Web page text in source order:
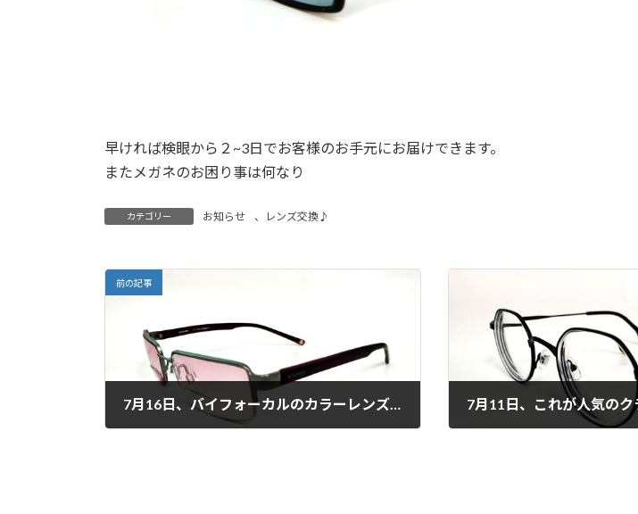
早ければ検眼から２~3日でお客様のお手元にお届けできます。
またメガネのお困り事は何なり
カテゴリー お知らせ 、 レンズ交換♪
前の記事
7月16日、バイフォーカルのカラーレンズを私に！